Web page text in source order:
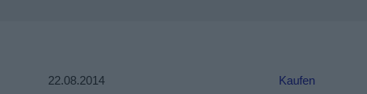
22.08.2014 Kaufen